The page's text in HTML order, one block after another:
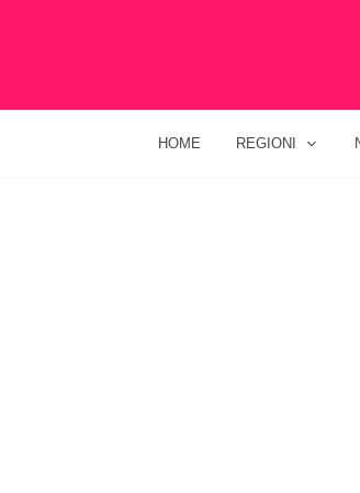
HOME REGIONI